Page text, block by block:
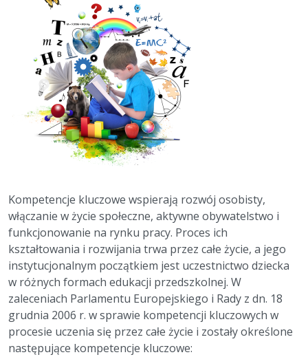
Kompetencje kluczowe wspierają rozwój osobisty,
włączanie w życie społeczne, aktywne obywatelstwo i
funkcjonowanie na rynku pracy. Proces ich
kształtowania i rozwijania trwa przez całe życie, a jego
instytucjonalnym początkiem jest uczestnictwo dziecka
w różnych formach edukacji przedszkolnej. W
zaleceniach Parlamentu Europejskiego i Rady z dn. 18
grudnia 2006 r. w sprawie kompetencji kluczowych w
procesie uczenia się przez całe życie i zostały określone
następujące kompetencje kluczowe: